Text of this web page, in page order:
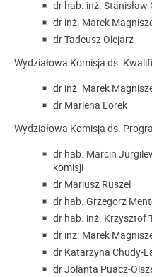
dr hab. inż. Stanisław
dr inż. Marek
dr Tadeusz Olejarz
Wydziałowa Komisja ds.
dr inż. Marek
dr Marlena Lorek
Wydziałowa Komisja ds.
dr hab. Marcin
komisji
dr Mariusz Ruszel
dr hab. Grzegorz
dr hab. inż. Krzysztof
dr inż. Marek
dr Katarzyna Chudy-
dr Jolanta Puacz-